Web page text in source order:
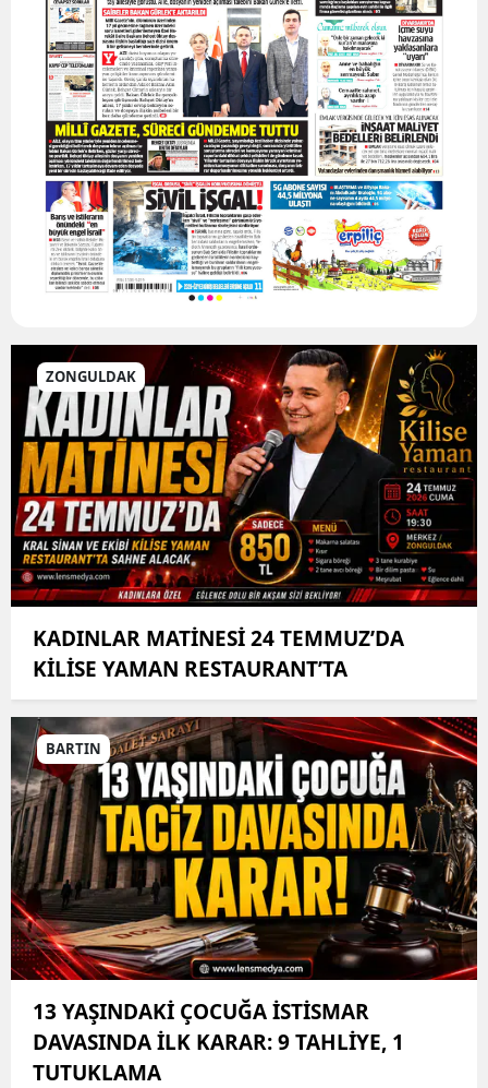
ZONGULDAK
KADINLAR MATİNESİ 24 TEMMUZ’DA
KİLİSE YAMAN RESTAURANT’TA
BARTIN
13 YAŞINDAKİ ÇOCUĞA İSTİSMAR
DAVASINDA İLK KARAR: 9 TAHLİYE, 1
TUTUKLAMA